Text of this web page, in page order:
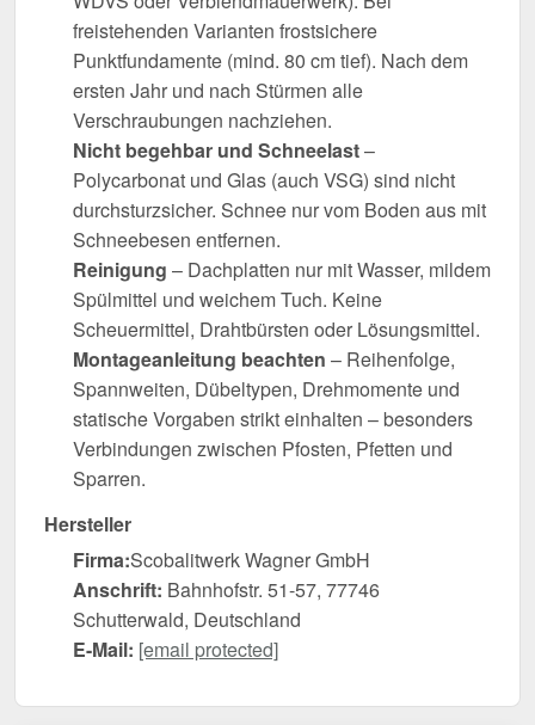
freistehenden Varianten frostsichere
Punktfundamente (mind. 80 cm tief). Nach dem
ersten Jahr und nach Stürmen alle
Verschraubungen nachziehen.
Nicht begehbar und Schneelast–
Polycarbonat und Glas (auch VSG) sind nicht
durchsturzsicher. Schnee nur vom Boden aus mit
Schneebesen entfernen.
Reinigung – Dachplatten nur mit Wasser, mildem
Spülmittel und weichem Tuch. Keine
Scheuermittel, Drahtbürsten oder Lösungsmittel.
Montageanleitung beachten – Reihenfolge,
Spannweiten, Dübeltypen, Drehmomente und
statische Vorgaben strikt einhalten – besonders
Verbindungen zwischen Pfosten, Pfetten und
Sparren.
Hersteller
Firma:Scobalitwerk Wagner GmbH
Anschrift: Bahnhofstr. 51-57, 77746
Schutterwald, Deutschland
E-Mail: [email protected]